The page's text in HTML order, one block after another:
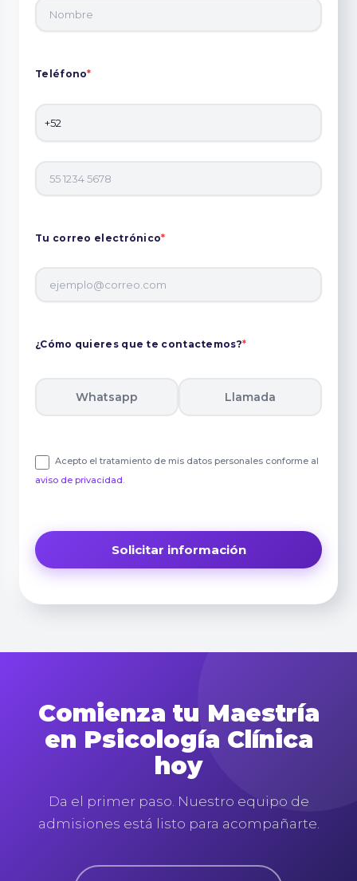
Teléfono*
Tu correo electrónico*
¿Cómo quieres que te contactemos?*
Whatsapp Llamada
Acepto el tratamiento de mis datos personales conforme al
aviso de privacidad.
Comienza tu Maestría
en Psicología Clínica
hoy
Da el primer paso. Nuestro equipo de
admisiones está listo para acompañarte.